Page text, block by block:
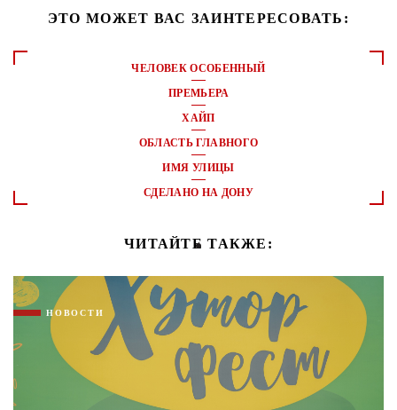
ЭТО МОЖЕТ ВАС ЗАИНТЕРЕСОВАТЬ:
ЧЕЛОВЕК ОСОБЕННЫЙ
ПРЕМЬЕРА
ХАЙП
ОБЛАСТЬ ГЛАВНОГО
ИМЯ УЛИЦЫ
СДЕЛАНО НА ДОНУ
ЧИТАЙТЕ ТАКЖЕ:
НОВОСТИ